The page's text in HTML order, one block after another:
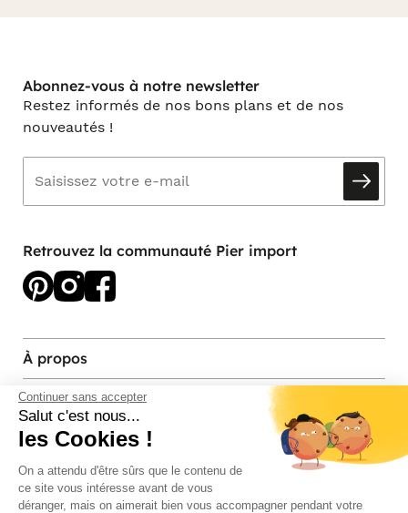
Continuer sans accepter
Salut c'est nous...
les Cookies !
On a attendu d'être sûrs que le contenu de
ce site vous intéresse avant de vous
déranger, mais on aimerait bien vous accompagner pendant votre
Abonnez-vous à notre newsletter
Restez informés de nos bons plans et de nos
nouveautés !
Retrouvez la communauté Pier import
À propos
Services et contact
Magasins et Showrooms
Modes de paiement acceptés